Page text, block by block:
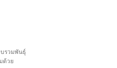
รวมพันธุ์
ด้วย